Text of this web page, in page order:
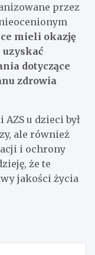
przez
mieli okazję
dotyczące
zdrowia
u dzieci był
ale również
i ochrony
że te
jakości życia